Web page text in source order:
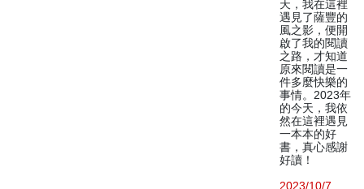
天，我在這裡
遇見了薩豐的
風之影，便開
啟了我的閱讀
之路，才知道
原來閱讀是一
件多麼快樂的
事情。2023年
的今天，我依
然在這裡遇見
一本本的好
書，真心感謝
好讀！
2023/10/7